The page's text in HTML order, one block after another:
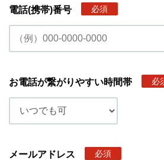
電話(携帯)番号 必須
お電話が繋がりやすい時間帯 必
メールアドレス 必須